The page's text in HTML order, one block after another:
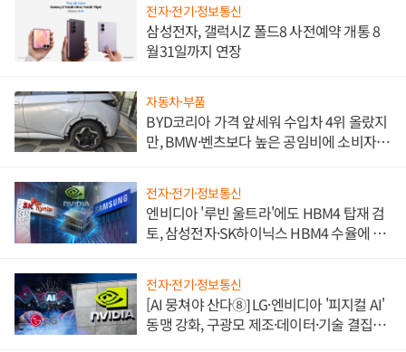
전자·전기·정보통신
삼성전자, 갤럭시Z 폴드8 사전예약 개통 8
월31일까지 연장
자동차·부품
BYD코리아 가격 앞세워 수입차 4위 올랐지
만, BMW·벤츠보다 높은 공임비에 소비자
전자·전기·정보통신
엔비디아 '루빈 울트라'에도 HBM4 탑재 검
토, 삼성전자·SK하이닉스 HBM4 수율에 주
전자·전기·정보통신
[AI 뭉쳐야 산다⑧] LG·엔비디아 '피지컬 AI'
동맹 강화, 구광모 제조·데이터·기술 결집